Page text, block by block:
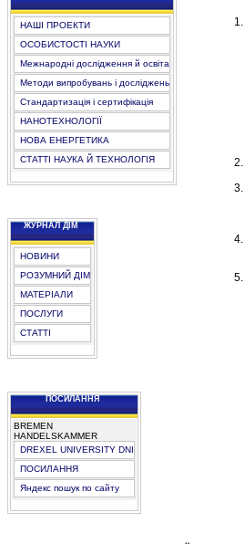
НАШІ ПРОЕКТИ
ОСОБИСТОСТІ НАУКИ
Межнародні дослідження й освіта
Методи випробувань і досліджень
Стандартизація і сертифікація
НАНОТЕХНОЛОГІЇ
НОВА ЕНЕРГЕТИКА
СТАТТІ НАУКА Й ТЕХНОЛОГІЯ
ЖУРНАЛ ДІМ
НОВИНИ
РОЗУМНИЙ ДІМ
МАТЕРІАЛИ
ПОСЛУГИ
СТАТТІ
ПОСИЛАННЯ
BREMEN
HANDELSKAMMER
DREXEL UNIVERSITY DNI
ПОСИЛАННЯ
Яндекс пошук по сайту